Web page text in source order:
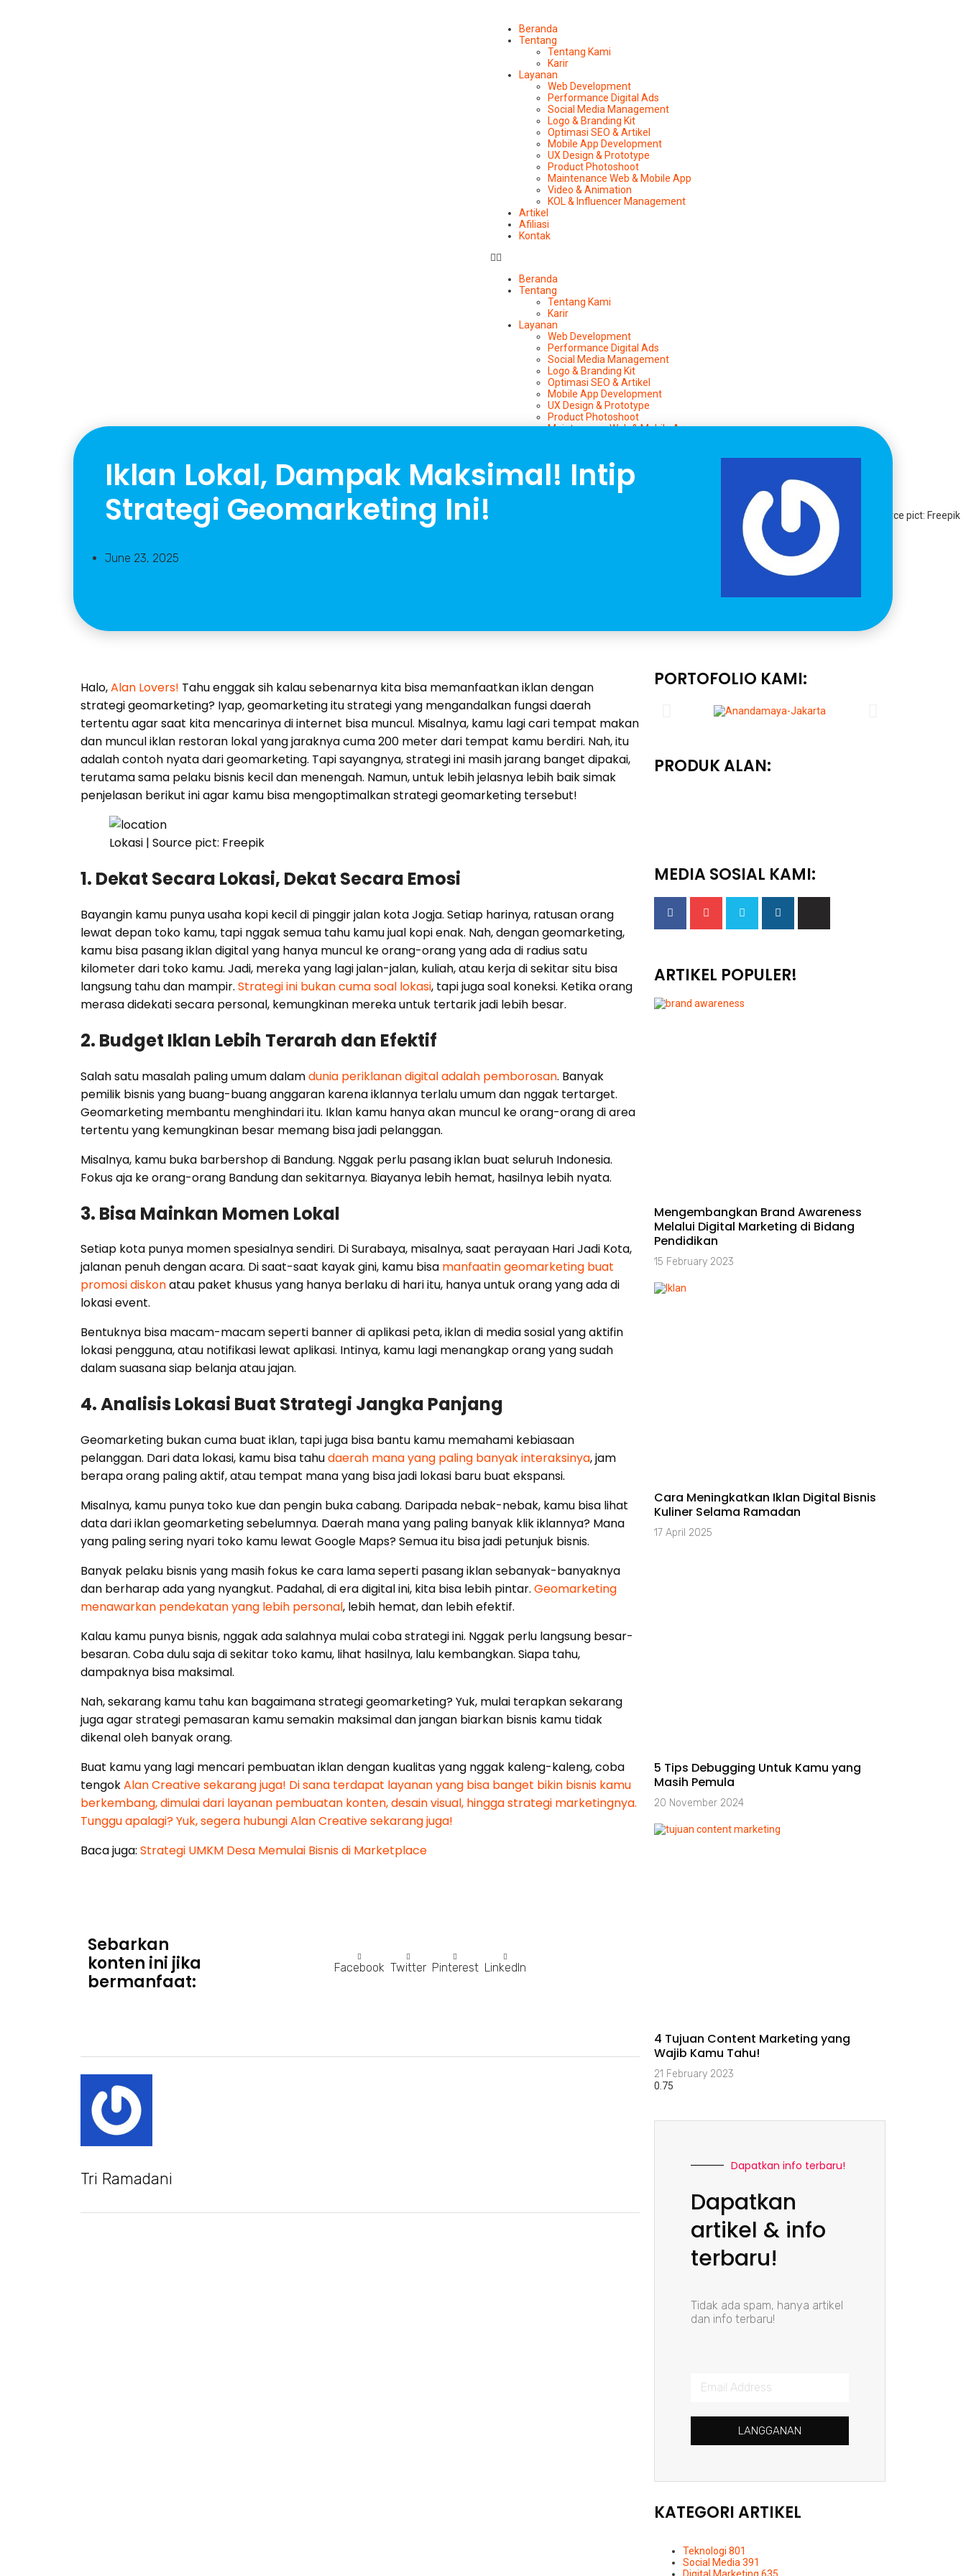
Beranda
Tentang
Tentang Kami
Karir
Layanan
Web Development
Performance Digital Ads
Social Media Management
Logo & Branding Kit
Optimasi SEO & Artikel
Mobile App Development
UX Design & Prototype
Product Photoshoot
Maintenance Web & Mobile App
Video & Animation
KOL & Influencer Management
Artikel
Afiliasi
Kontak
Beranda
Tentang
Tentang Kami
Karir
Layanan
Web Development
Performance Digital Ads
Social Media Management
Logo & Branding Kit
Optimasi SEO & Artikel
Mobile App Development
UX Design & Prototype
Product Photoshoot
Maintenance Web & Mobile App
Artikel
Afiliasi
Kontak
Iklan Lokal, Dampak Maksimal! Intip
Strategi Geomarketing Ini!
June 23, 2025
Halo,Alan Lovers! Tahu enggak sih kalau sebenarnya kita bisa memanfaatkan iklan dengan
strategi geomarketing? Iyap, geomarketing itu strategi yang mengandalkan fungsi daerah
tertentu agar saat kita mencarinya di internet bisa muncul. Misalnya, kamu lagi cari tempat makan
dan muncul iklan restoran lokal yang jaraknya cuma 200 meter dari tempat kamu berdiri. Nah, itu
adalah contoh nyata dari geomarketing. Tapi sayangnya, strategi ini masih jarang banget dipakai,
terutama sama pelaku bisnis kecil dan menengah. Namun, untuk lebih jelasnya lebih baik simak
penjelasan berikut ini agar kamu bisa mengoptimalkan strategi geomarketing tersebut!
Lokasi | Source pict: Freepik
1. Dekat Secara Lokasi, Dekat Secara Emosi
Bayangin kamu punya usaha kopi kecil di pinggir jalan kota Jogja. Setiap harinya, ratusan orang
lewat depan toko kamu, tapi nggak semua tahu kamu jual kopi enak. Nah, dengan geomarketing,
kamu bisa pasang iklan digital yang hanya muncul ke orang-orang yang ada di radius satu
kilometer dari toko kamu. Jadi, mereka yang lagi jalan-jalan, kuliah, atau kerja di sekitar situ bisa
langsung tahu dan mampir. Strategi ini bukan cuma soal lokasi, tapi juga soal koneksi. Ketika orang
merasa didekati secara personal, kemungkinan mereka untuk tertarik jadi lebih besar.
2. Budget Iklan Lebih Terarah dan Efektif
Salah satu masalah paling umum dalamdunia periklanan digital adalah pemborosan. Banyak
pemilik bisnis yang buang-buang anggaran karena iklannya terlalu umum dan nggak tertarget.
Geomarketing membantu menghindari itu. Iklan kamu hanya akan muncul ke orang-orang di area
tertentu yang kemungkinan besar memang bisa jadi pelanggan.
Misalnya, kamu buka barbershop di Bandung. Nggak perlu pasang iklan buat seluruh Indonesia.
Fokus aja ke orang-orang Bandung dan sekitarnya. Biayanya lebih hemat, hasilnya lebih nyata.
3. Bisa Mainkan Momen Lokal
Setiap kota punya momen spesialnya sendiri. Di Surabaya, misalnya, saat perayaan Hari Jadi Kota,
jalanan penuh dengan acara. Di saat-saat kayak gini, kamu bisa manfaatin geomarketing buat
promosi diskonatau paket khusus yang hanya berlaku di hari itu, hanya untuk orang yang ada di
lokasi event.
Bentuknya bisa macam-macam seperti banner di aplikasi peta, iklan di media sosial yang aktifin
lokasi pengguna, atau notifikasi lewat aplikasi. Intinya, kamu lagi menangkap orang yang sudah
dalam suasana siap belanja atau jajan.
4. Analisis Lokasi Buat Strategi Jangka Panjang
Geomarketing bukan cuma buat iklan, tapi juga bisa bantu kamu memahami kebiasaan
pelanggan. Dari data lokasi, kamu bisa tahudaerah mana yang paling banyak interaksinya, jam
berapa orang paling aktif, atau tempat mana yang bisa jadi lokasi baru buat ekspansi.
Misalnya, kamu punya toko kue dan pengin buka cabang. Daripada nebak-nebak, kamu bisa lihat
data dari iklan geomarketing sebelumnya. Daerah mana yang paling banyak klik iklannya? Mana
yang paling sering nyari toko kamu lewat Google Maps? Semua itu bisa jadi petunjuk bisnis.
Banyak pelaku bisnis yang masih fokus ke cara lama seperti pasang iklan sebanyak-banyaknya
dan berharap ada yang nyangkut. Padahal, di era digital ini, kita bisa lebih pintar. Geomarketing
menawarkan pendekatan yang lebih personal, lebih hemat, dan lebih efektif.
Kalau kamu punya bisnis, nggak ada salahnya mulai coba strategi ini. Nggak perlu langsung besar-
besaran. Coba dulu saja di sekitar toko kamu, lihat hasilnya, lalu kembangkan. Siapa tahu,
dampaknya bisa maksimal.
Nah, sekarang kamu tahu kan bagaimana strategi geomarketing? Yuk, mulai terapkan sekarang
juga agar strategi pemasaran kamu semakin maksimal dan jangan biarkan bisnis kamu tidak
dikenal oleh banyak orang.
Buat kamu yang lagi mencari pembuatan iklan dengan kualitas yang nggak kaleng-kaleng, coba
tengokAlan Creative sekarang juga! Di sana terdapat layanan yang bisa banget bikin bisnis kamu
berkembang, dimulai dari layanan pembuatan konten, desain visual, hingga strategi marketingnya.
Tunggu apalagi? Yuk, segera hubungi Alan Creative sekarang juga!
Baca juga: Strategi UMKM Desa Memulai Bisnis di Marketplace
Sebarkan
konten ini jika
bermanfaat:
Facebook Twitter Pinterest LinkedIn
Tri Ramadani
PORTOFOLIO KAMI:
PRODUK ALAN:
MEDIA SOSIAL KAMI:
ARTIKEL POPULER!
Mengembangkan Brand Awareness
Melalui Digital Marketing di Bidang
Pendidikan
15 February 2023
Cara Meningkatkan Iklan Digital Bisnis
Kuliner Selama Ramadan
17 April 2025
5 Tips Debugging Untuk Kamu yang
Masih Pemula
20 November 2024
4 Tujuan Content Marketing yang
Wajib Kamu Tahu!
21 February 2023
Dapatkan info terbaru!
Dapatkan
artikel & info
terbaru!
Tidak ada spam, hanya artikel
dan info terbaru!
LANGGANAN
KATEGORI ARTIKEL
Teknologi 801
Social Media 391
Digital Marketing 635